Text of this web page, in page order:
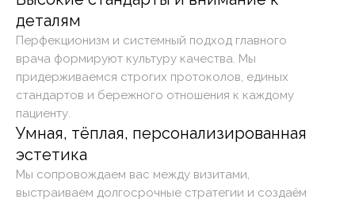
деталям
Перфекционизм и системный подход главного
врача формируют культуру качества. Мы
придерживаемся строгих протоколов, единых
стандартов и бережного отношения к каждому
пациенту.
Умная, тёплая, персонализированная
эстетика
Мы сопровождаем вас между визитами,
выстраиваем долгосрочные стратегии и создаём